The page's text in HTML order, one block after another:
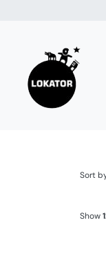
zawartości
Sort
Show